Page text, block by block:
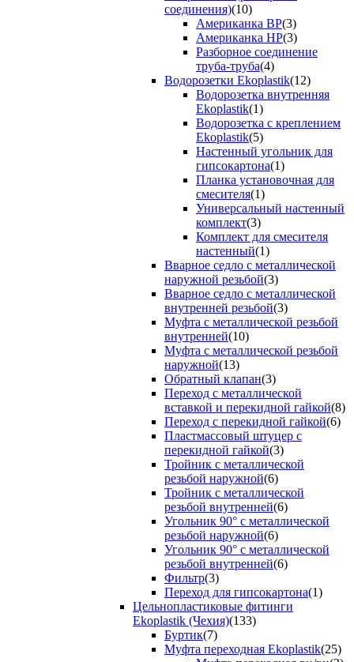
соединения)(10)
Американка ВР(3)
Американка НР(3)
Разборное соединение
труба-труба(4)
Водорозетки Ekoplastik(12)
Водорозетка внутренняя
Ekoplastik(1)
Водорозетка с креплением
Ekoplastik(5)
Настенный угольник для
гипсокартона(1)
Планка установочная для
смесителя(1)
Универсальный настенный
комплект(3)
Комплект для смесителя
настенный(1)
Вварное седло с металлической
наружной резьбой(3)
Вварное седло с металлической
внутренней резьбой(3)
Муфта с металлической резьбой
внутренней(10)
Муфта с металлической резьбой
наружной(13)
Обратный клапан(3)
Переход с металлической
вставкой и перекидной гайкой(8)
Переход с перекидной гайкой(6)
Пластмассовый штуцер с
перекидной гайкой(3)
Тройник с металлической
резьбой наружной(6)
Тройник с металлической
резьбой внутренней(6)
Угольник 90° с металлической
резьбой наружной(6)
Угольник 90° с металлической
резьбой внутренней(6)
Фильтр(3)
Переход для гипсокартона(1)
Цельнопластиковые фитинги
Ekoplastik (Чехия)(133)
Буртик(7)
Муфта переходная Ekoplastik(25)